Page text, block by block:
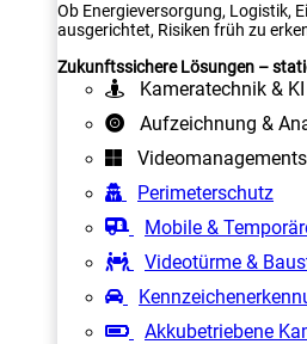
Ob Energieversorgung, Logistik,
ausgerichtet, Risiken früh zu
Zukunftssichere Lösungen –
Kameratechnik & KI
Aufzeichnung &
Perimeterschutz
Mobile &
Videotürme &
Akkubetriebene